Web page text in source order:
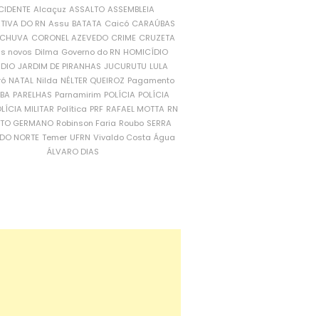
Alcaçuz ASSALTO ASSEMBLEIA
DO RN Assu BATATA Caicó CARAÚBAS
CORONEL AZEVEDO CRIME CRUZETA
novos Dilma Governo do RN HOMICÍDIO
JARDIM DE PIRANHAS JUCURUTU LULA
NATAL Nilda NÉLTER QUEIROZ Pagamento
PARELHAS Parnamirim POLÍCIA POLÍCIA
MILITAR Política PRF RAFAEL MOTTA RN
GERMANO Robinson Faria Roubo SERRA
NORTE Temer UFRN Vivaldo Costa Água
ÁLVARO DIAS